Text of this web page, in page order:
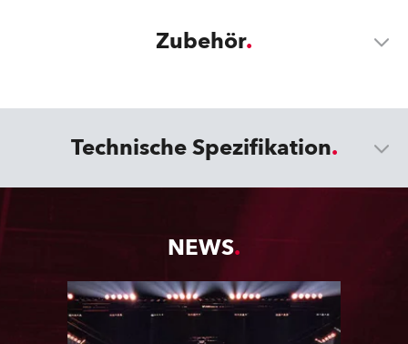
Zubehör
Technische Spezifikation
NEWS